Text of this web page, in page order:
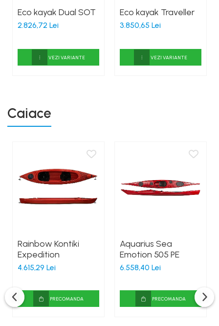
Eco kayak Dual SOT
2.826,72 Lei
VEZI VARIANTE
Eco kayak Traveller
3.850,65 Lei
VEZI VARIANTE
Caiace
Rainbow Kontiki
Expedition
4.615,29 Lei
PRECOMANDA
Aquarius Sea
Emotion 505 PE
6.558,40 Lei
PRECOMANDA